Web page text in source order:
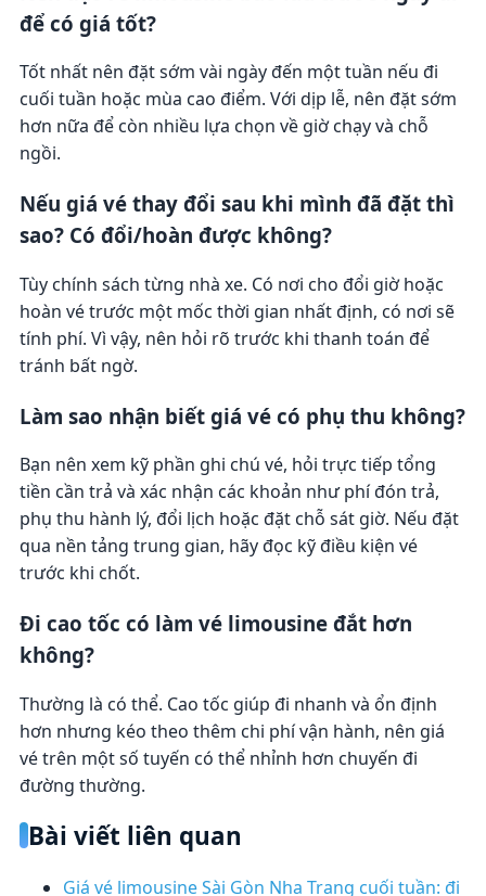
để có giá tốt?
Tốt nhất nên đặt sớm vài ngày đến một tuần nếu đi
cuối tuần hoặc mùa cao điểm. Với dịp lễ, nên đặt sớm
hơn nữa để còn nhiều lựa chọn về giờ chạy và chỗ
ngồi.
Nếu giá vé thay đổi sau khi mình đã đặt thì
sao? Có đổi/hoàn được không?
Tùy chính sách từng nhà xe. Có nơi cho đổi giờ hoặc
hoàn vé trước một mốc thời gian nhất định, có nơi sẽ
tính phí. Vì vậy, nên hỏi rõ trước khi thanh toán để
tránh bất ngờ.
Làm sao nhận biết giá vé có phụ thu không?
Bạn nên xem kỹ phần ghi chú vé, hỏi trực tiếp tổng
tiền cần trả và xác nhận các khoản như phí đón trả,
phụ thu hành lý, đổi lịch hoặc đặt chỗ sát giờ. Nếu đặt
qua nền tảng trung gian, hãy đọc kỹ điều kiện vé
trước khi chốt.
Đi cao tốc có làm vé limousine đắt hơn
không?
Thường là có thể. Cao tốc giúp đi nhanh và ổn định
hơn nhưng kéo theo thêm chi phí vận hành, nên giá
vé trên một số tuyến có thể nhỉnh hơn chuyến đi
đường thường.
Bài viết liên quan
Giá vé limousine Sài Gòn Nha Trang cuối tuần: đi